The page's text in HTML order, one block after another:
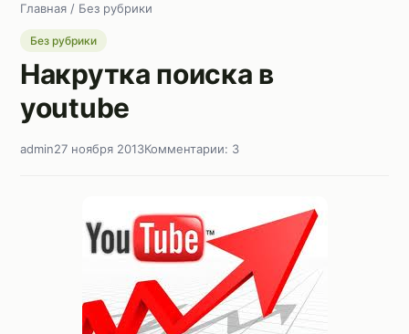
Главная / Без рубрики
Без рубрики
Накрутка поиска в
youtube
admin27 ноября 2013Комментарии: 3